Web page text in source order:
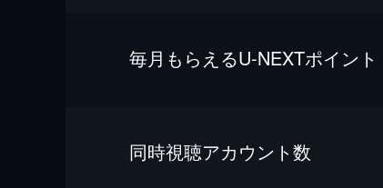
毎⽉もらえるU-NEXTポイント
同時視聴アカウント数